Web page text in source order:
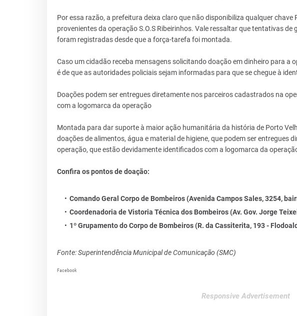
Por essa razão, a prefeitura deixa claro que não disponibiliza qualquer chave
provenientes da operação S.O.S Ribeirinhos. Vale ressaltar que tentativas de
foram registradas desde que a força-tarefa foi montada.
Caso um cidadão receba mensagens solicitando doação em dinheiro para a
é de que as autoridades policiais sejam informadas para que se chegue à
Doações podem ser entregues diretamente nos parceiros cadastrados na
com a logomarca da operação
Montada para dar suporte à maior ação humanitária da história de Porto
doações de alimentos, água e material de higiene, que podem ser entregues
operação, que estão devidamente identificados com a logomarca da
Confira os pontos de doação:
Comando Geral Corpo de Bombeiros (Avenida Campos Sales, 3254,
Coordenadoria de Vistoria Técnica dos Bombeiros (Av. Gov. Jorge
1º Grupamento do Corpo de Bombeiros (R. da Cassiterita, 193 -
Fonte: Superintendência Municipal de Comunicação (SMC)
Facebook
Responsive Advertisement